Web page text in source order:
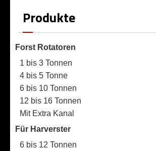
Produkte
Forst Rotatoren
1 bis 3 Tonnen
4 bis 5 Tonne
6 bis 10 Tonnen
12 bis 16 Tonnen
Mit Extra Kanal
Für Harverster
6 bis 12 Tonnen